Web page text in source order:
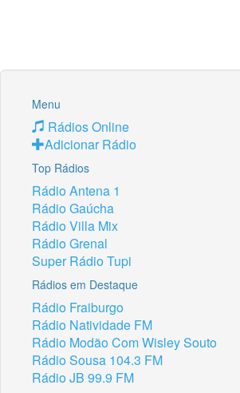
Menu
Rádios Online
Adicionar Rádio
Top Rádios
Rádio Antena 1
Rádio Gaúcha
Rádio Villa Mix
Rádio Grenal
Super Rádio Tupi
Rádios em Destaque
Rádio Fraiburgo
Rádio Natividade FM
Rádio Modão Com Wisley Souto
Rádio Sousa 104.3 FM
Rádio JB 99.9 FM